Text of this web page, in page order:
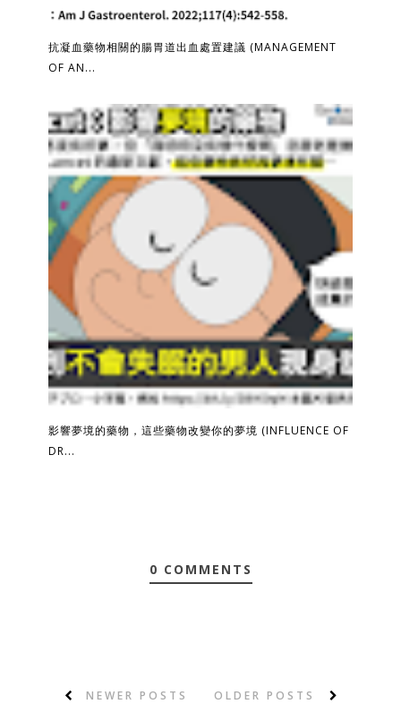
抗凝血藥物相關的腸胃道出血處置建議 (MANAGEMENT
OF AN...
影響夢境的藥物，這些藥物改變你的夢境 (INFLUENCE OF
DR...
0 COMMENTS
NEWER POSTS OLDER POSTS